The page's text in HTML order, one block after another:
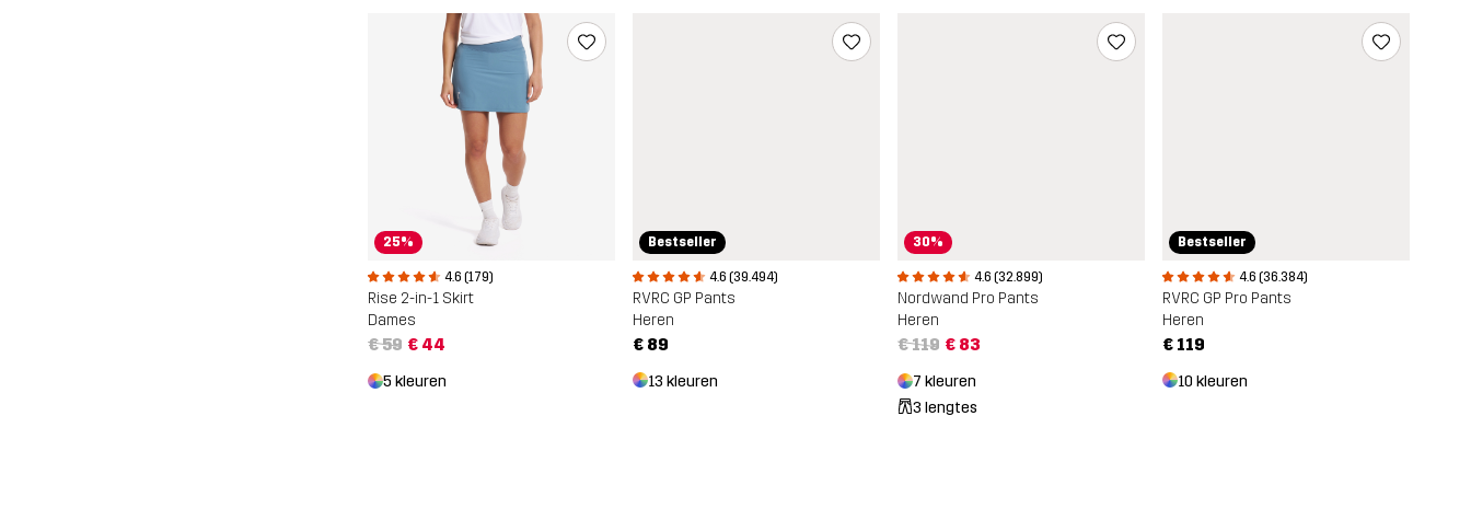
25%
4.6 (179)
Rise 2-in-1 Skirt
Dames
€ 59 € 44
5 kleuren
Bestseller
4.6 (39.494)
RVRC GP Pants
Heren
€ 89
13 kleuren
30%
4.6 (32.899)
Nordwand Pro Pants
Heren
€ 119 € 83
7 kleuren
3 lengtes
Bestseller
4.6 (36.384)
RVRC GP Pro Pants
Heren
€ 119
10 kleuren